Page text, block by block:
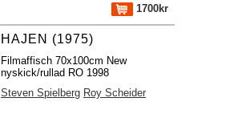
1700kr
HAJEN (1975)
Filmaffisch 70x100cm New
nyskick/rullad RO 1998
Steven Spielberg Roy Scheider